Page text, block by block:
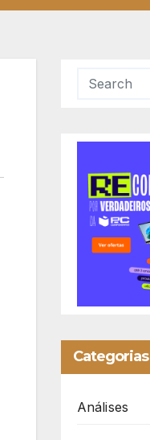
Categorias
Análises